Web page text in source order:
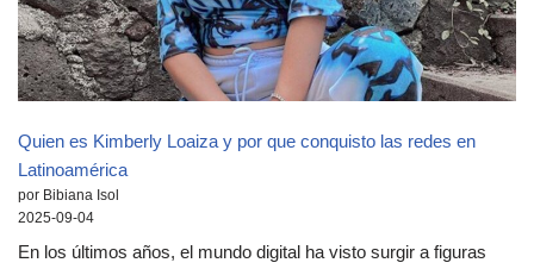
Quien es Kimberly Loaiza y por que conquisto las redes en
Latinoamérica
por Bibiana Isol
2025-09-04
En los últimos años, el mundo digital ha visto surgir a figuras